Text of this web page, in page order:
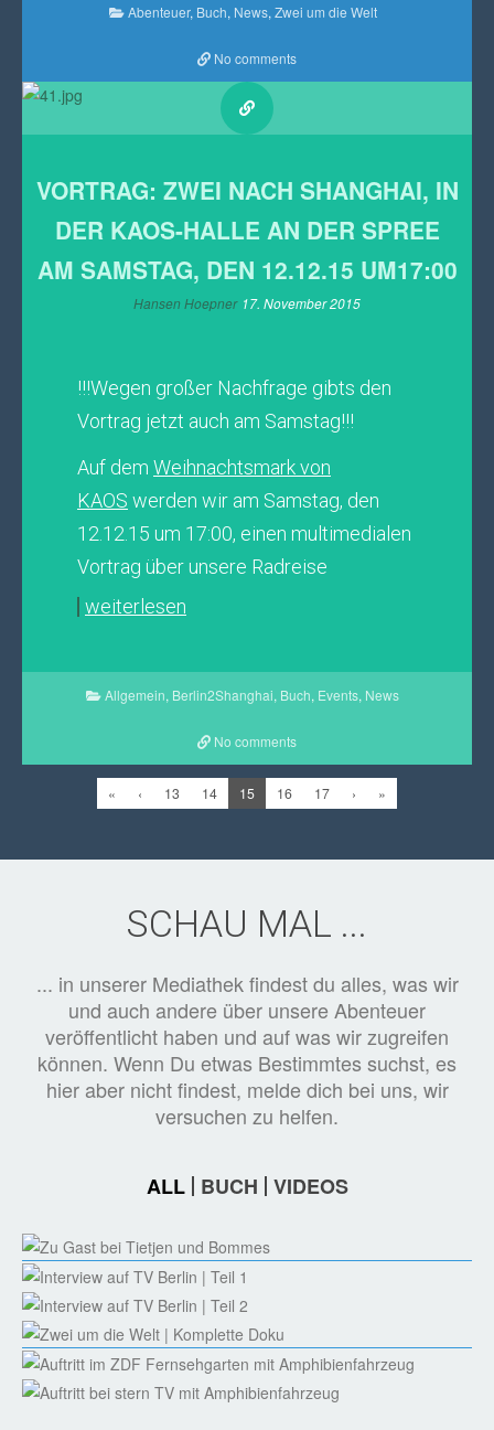
Abenteuer, Buch, News, Zwei um die Welt
No comments
VORTRAG: ZWEI NACH SHANGHAI, IN
DER KAOS-HALLE AN DER SPREE
AM SAMSTAG, DEN 12.12.15 UM17:00
Hansen Hoepner 17. November 2015
!!!Wegen großer Nachfrage gibts den
Vortrag jetzt auch am Samstag!!!
Auf dem Weihnachtsmark von
KAOS werden wir am Samstag, den
12.12.15 um 17:00, einen multimedialen
Vortrag über unsere Radreise
weiterlesen
Allgemein, Berlin2Shanghai, Buch, Events, News
No comments
« ‹ 13 14 15 16 17 › »
SCHAU MAL ...
... in unserer Mediathek findest du alles, was wir
und auch andere über unsere Abenteuer
veröffentlicht haben und auf was wir zugreifen
können. Wenn Du etwas Bestimmtes suchst, es
hier aber nicht findest, melde dich bei uns, wir
versuchen zu helfen.
ALL BUCH VIDEOS
ZU GAST BEI TIETJEN UND BOMMES
https://www.ndr.de/fernsehen/sendungen/tietjen_und_bommes/
und-Bommes,sendung912954.html
INTERVIEW AUF TV BERLIN | TEIL 1
Interview auf TV Berlin | Teil 1
INTERVIEW AUF TV BERLIN | TEIL 2
Interview auf TV Berlin | Teil 2
ZWEI UM DIE WELT | KOMPLETTE DOKU
Zwei um die Welt | Komplette Doku
AUFTRITT IM ZDF FERNSEHGARTEN MIT
AMPHIBIENFAHRZEUG